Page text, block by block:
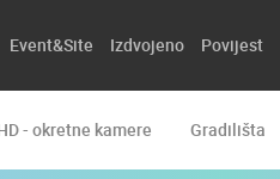
Event&Site Izdvojeno Povijest
- okretne kamere Gradilišta